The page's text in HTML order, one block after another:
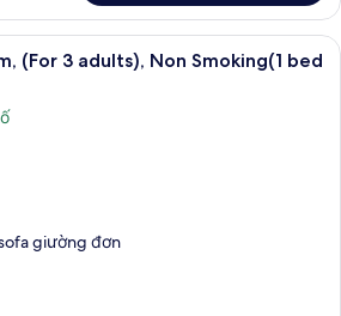
Bộ đồ giường cao cấp, chăn bông,
(For 3 adults), Non Smoking(1 bed
giường đơn